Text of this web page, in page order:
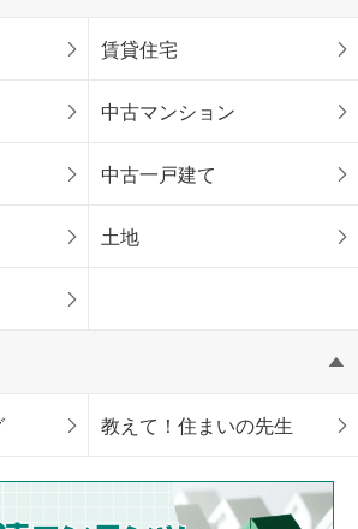
賃貸住宅
中古マンション
中古一戸建て
土地
教えて！住まいの先生